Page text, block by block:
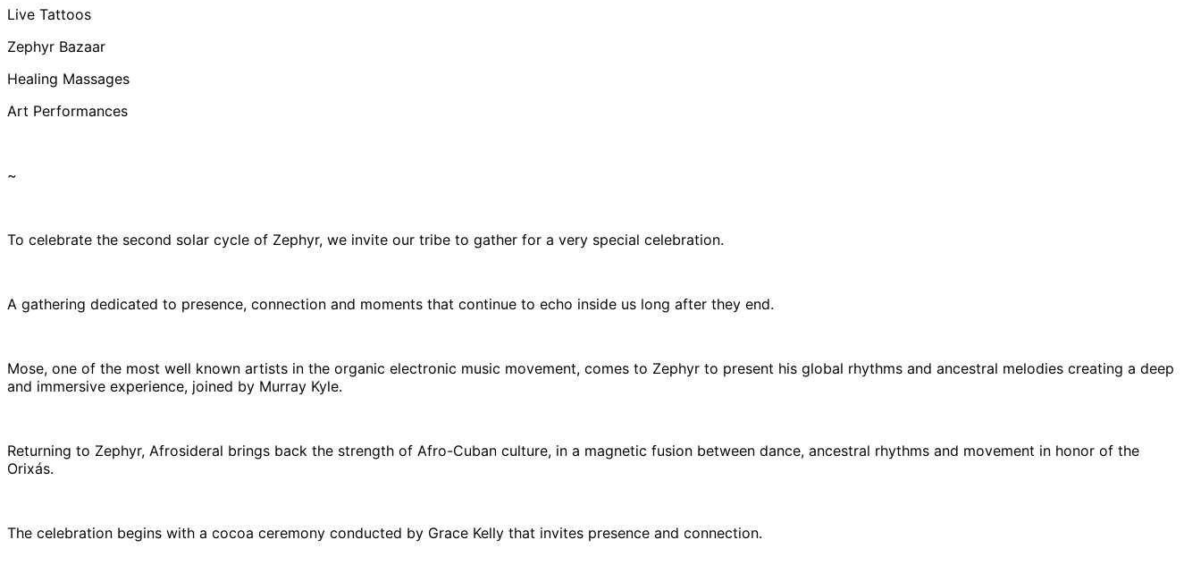
Live Tattoos
Zephyr Bazaar
Healing Massages
Art Performances
~
To celebrate the second solar cycle of Zephyr, we invite our tribe to gather for a very special celebration.
A gathering dedicated to presence, connection and moments that continue to echo inside us long after they end.
Mose, one of the most well known artists in the organic electronic music movement, comes to Zephyr to present his global rhythms and ancestral melodies creating a deep
and immersive experience, joined by Murray Kyle.
Returning to Zephyr, Afrosideral brings back the strength of Afro-Cuban culture, in a magnetic fusion between dance, ancestral rhythms and movement in honor of the
Orixás.
The celebration begins with a cocoa ceremony conducted by Grace Kelly that invites presence and connection.